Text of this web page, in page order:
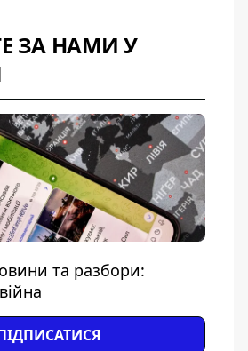
ЗА НАМИ У
та разбори: